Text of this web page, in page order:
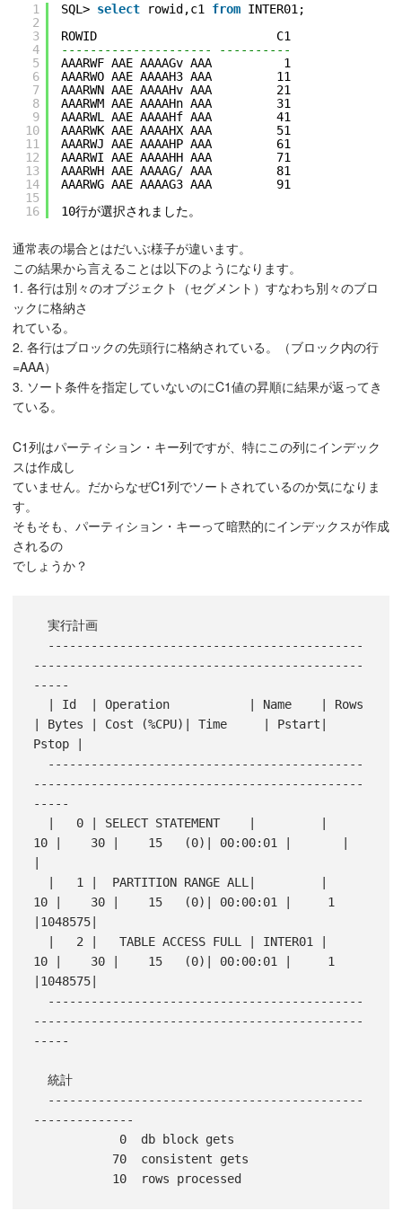
1
2
3
4
5
6
7
8
9
10
11
12
13
14
15
16
SQL> select rowid,c1 from INTER01;
ROWID                         C1
--------------------- ----------
AAARWF AAE AAAAGv AAA          1
AAARWO AAE AAAAH3 AAA         11
AAARWN AAE AAAAHv AAA         21
AAARWM AAE AAAAHn AAA         31
AAARWL AAE AAAAHf AAA         41
AAARWK AAE AAAAHX AAA         51
AAARWJ AAE AAAAHP AAA         61
AAARWI AAE AAAAHH AAA         71
AAARWH AAE AAAAG/ AAA         81
AAARWG AAE AAAAG3 AAA         91
10行が選択されました。
通常表の場合とはだいぶ様子が違います。
この結果から言えることは以下のようになります。
1. 各行は別々のオブジェクト（セグメント）すなわち別々のブロ
ックに格納さ
れている。
2. 各行はブロックの先頭行に格納されている。（ブロック内の行
=AAA）
3. ソート条件を指定していないのにC1値の昇順に結果が返ってき
ている。
C1列はパーティション・キー列ですが、特にこの列にインデック
スは作成し
ていません。だからなぜC1列でソートされているのか気になりま
す。
そもそも、パーティション・キーって暗黙的にインデックスが作成
されるの
でしょうか？
----------------------------------------------
-----
| Bytes | Cost (%CPU)| Time     | Pstart|
Pstop |
----------------------------------------------
-----
10 |    30 |    15   (0)| 00:00:01 |       |
10 |    30 |    15   (0)| 00:00:01 |     1
|1048575|
10 |    30 |    15   (0)| 00:00:01 |     1
|1048575|
----------------------------------------------
-----
--------------